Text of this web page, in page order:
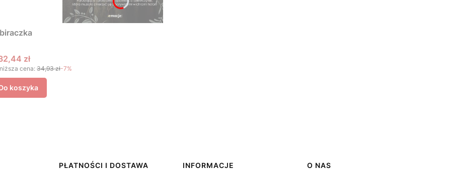
promocyjna
zł
cena:34,93 zł-7%
koszyka
PŁATNOŚCI I DOSTAWA
INFORMACJE
O NAS